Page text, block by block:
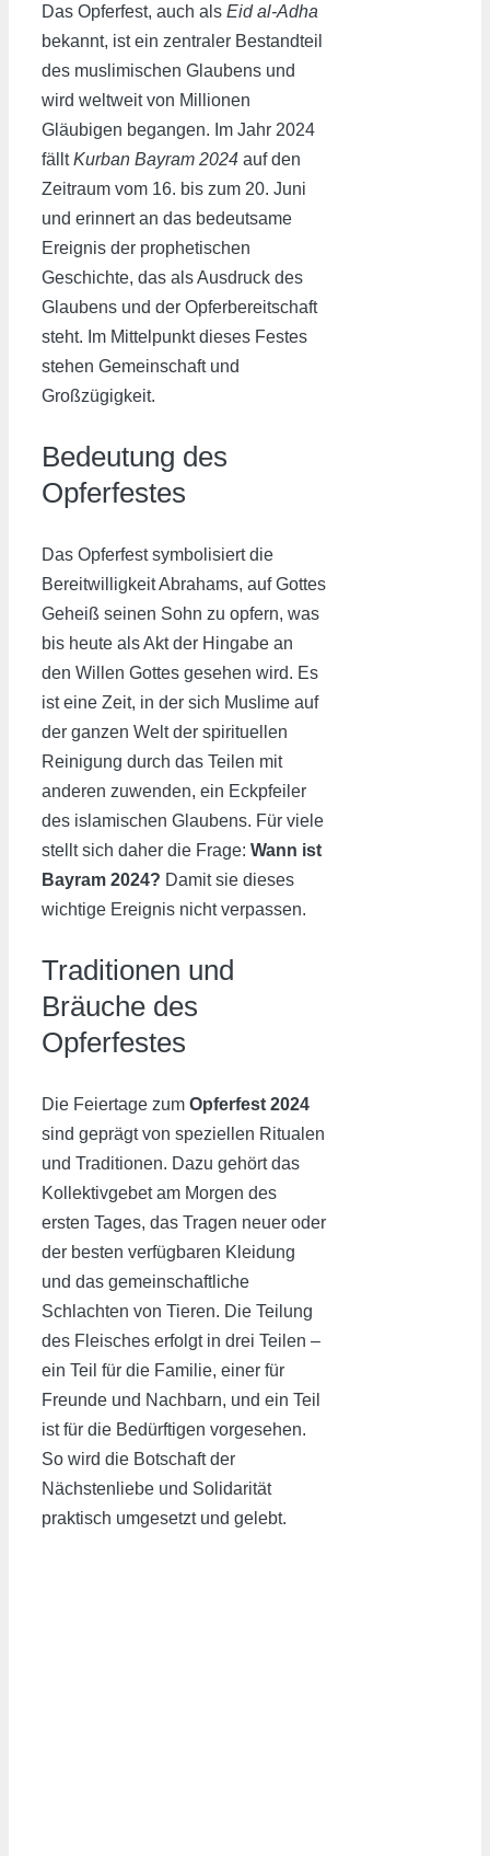
Das Opferfest, auch als Eid al-Adha
bekannt, ist ein zentraler Bestandteil
des muslimischen Glaubens und
wird weltweit von Millionen
Gläubigen begangen. Im Jahr 2024
fälltKurban Bayram 2024 auf den
Zeitraum vom 16. bis zum 20. Juni
und erinnert an das bedeutsame
Ereignis der prophetischen
Geschichte, das als Ausdruck des
Glaubens und der Opferbereitschaft
steht. Im Mittelpunkt dieses Festes
stehen Gemeinschaft und
Großzügigkeit.
Bedeutung des
Opferfestes
Das Opferfest symbolisiert die
Bereitwilligkeit Abrahams, auf Gottes
Geheiß seinen Sohn zu opfern, was
bis heute als Akt der Hingabe an
den Willen Gottes gesehen wird. Es
ist eine Zeit, in der sich Muslime auf
der ganzen Welt der spirituellen
Reinigung durch das Teilen mit
anderen zuwenden, ein Eckpfeiler
des islamischen Glaubens. Für viele
stellt sich daher die Frage: Wann ist
Bayram 2024? Damit sie dieses
wichtige Ereignis nicht verpassen.
Traditionen und
Bräuche des
Opferfestes
Die Feiertage zum Opferfest 2024
sind geprägt von speziellen Ritualen
und Traditionen. Dazu gehört das
Kollektivgebet am Morgen des
ersten Tages, das Tragen neuer oder
der besten verfügbaren Kleidung
und das gemeinschaftliche
Schlachten von Tieren. Die Teilung
des Fleisches erfolgt in drei Teilen –
ein Teil für die Familie, einer für
Freunde und Nachbarn, und ein Teil
ist für die Bedürftigen vorgesehen.
So wird die Botschaft der
Nächstenliebe und Solidarität
praktisch umgesetzt und gelebt.